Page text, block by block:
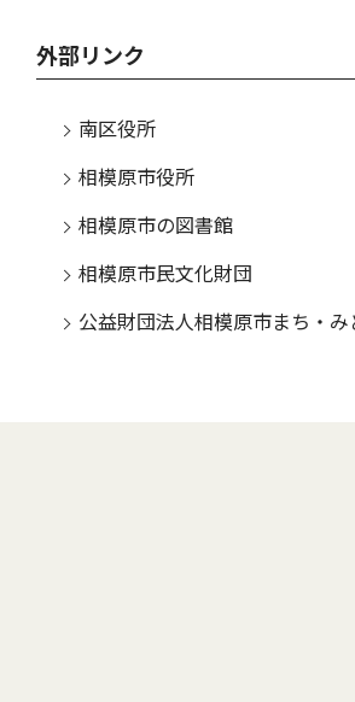
外部リンク
南区役所
相模原市役所
相模原市の図書館
相模原市民文化財団
公益財団法人相模原市まち・み